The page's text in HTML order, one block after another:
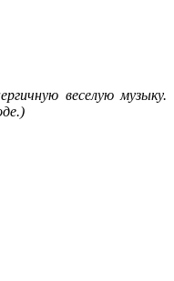
веселую музыку.
)